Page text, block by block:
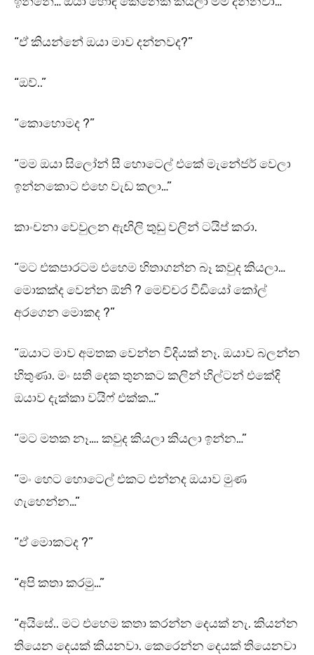
“ඒ කියන්නේ ඔයා මාව දන්නවද?”
“ඔව්..”
“කොහොමද ?”
“මම ඔයා සිලෝන් සී හොටෙල් එකේ මැනේජර් වෙලා
ඉන්නකොට එහෙ වැඩ කලා…”
කාංචනා වෙවුලන ඇඟිලි තුඩු වලින් ටයිප් කරා.
“මට එකපාරටම එහෙම හිතාගන්න බෑ කවුද කියලා…
මොකක්ද වෙන්න ඕනි ? මෙච්චර වීඩියෝ කෝල්
අරගෙන මොකද ?”
“ඔයාට මාව අමතක වෙන්න විදියක් නෑ. ඔයාව බලන්න
හිතුණා. මං සති දෙක තුනකට කලින් හිල්ටන් එකේදි
ඔයාව දැක්කා වයිෆ් එක්ක…”
“මට මතක නෑ…. කවුද කියලා කියලා ඉන්න…”
“මං හෙට හොටෙල් එකට එන්නද ඔයාව මුණ
ගැහෙන්න…”
“ඒ මොකටද ?”
“අපි කතා කරමු…”
“අයිසේ.. මට එහෙම කතා කරන්න දෙයක් නැ. කියන්න
තියෙන දෙයක් කියනවා. කෙරෙන්න දෙයක් තියෙනවා